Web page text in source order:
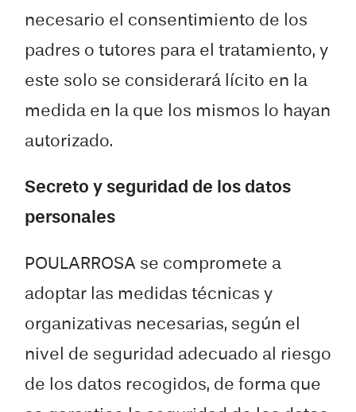
necesario el consentimiento de los
padres o tutores para el tratamiento, y
este solo se considerará lícito en la
medida en la que los mismos lo hayan
autorizado.
Secreto y seguridad de los datos
personales
POULARROSA se compromete a
adoptar las medidas técnicas y
organizativas necesarias, según el
nivel de seguridad adecuado al riesgo
de los datos recogidos, de forma que